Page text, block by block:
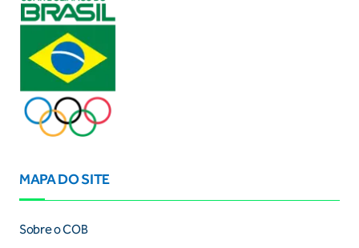
MAPA DO SITE
Sobre o COB